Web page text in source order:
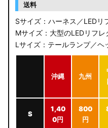
送料
Sサイズ：ハーネス／LEDリ
Mサイズ：大型のLEDリフレ
Lサイズ：テールランプ／ヘ
沖縄 九州
S
1,40
0円
800
円